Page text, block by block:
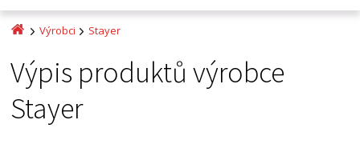
Výrobci Stayer
Výpis produktů výrobce
Stayer